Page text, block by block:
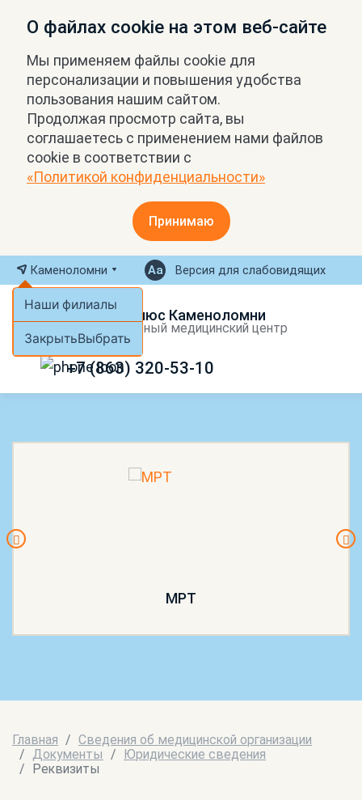
О файлах cookie на этом веб-сайте
Мы применяем файлы cookie для
персонализации и повышения удобства
пользования нашим сайтом.
Продолжая просмотр сайта, вы
соглашаетесь с применением нами файлов
cookie в соответствии с
«Политикой конфиденциальности»
Принимаю
Каменоломни
Наши филиалы
ЗакрытьВыбрать
Версия для слабовидящих
МРТ Плюс Каменоломни
Экспертный медицинский центр
+7 (863) 320-53-10
МРТ
Главная
Сведения об медицинской организации
Документы
Юридические сведения
Реквизиты